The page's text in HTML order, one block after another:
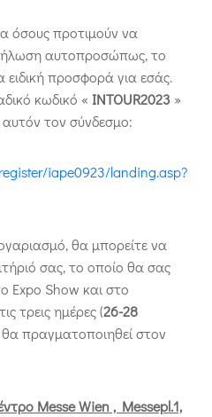
όσους προτιμούν να
αυτοπροσώπως, το
προσφορά για εσάς.
κωδικό « INTOUR2023 »
αυτόν τον σύνδεσμο:
iape0923/landing.asp?
θα μπορείτε να
σας, το οποίο θα σας
Expo Show και στο
τρεις ημέρες (26-28
θα πραγματοποιηθεί στον
Messe Wien , Messepl.1,